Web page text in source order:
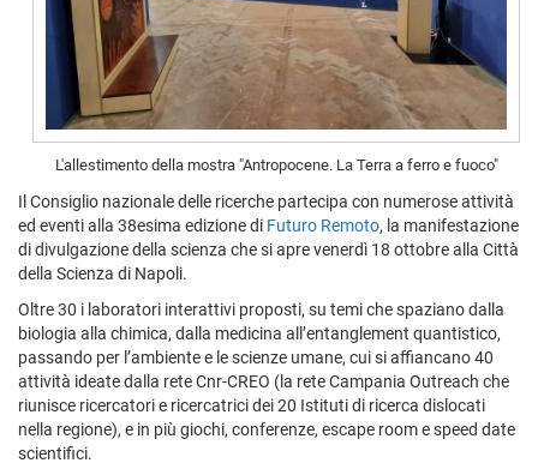
L'allestimento della mostra "Antropocene. La Terra a ferro e fuoco"
Il Consiglio nazionale delle ricerche partecipa con numerose attività
ed eventi alla 38esima edizione di Futuro Remoto, la manifestazione
di divulgazione della scienza che si apre venerdì 18 ottobre alla Città
della Scienza di Napoli.
Oltre 30 i laboratori interattivi proposti, su temi che spaziano dalla
biologia alla chimica, dalla medicina all’entanglement quantistico,
passando per l’ambiente e le scienze umane, cui si affiancano 40
attività ideate dalla rete Cnr-CREO (la rete Campania Outreach che
riunisce ricercatori e ricercatrici dei 20 Istituti di ricerca dislocati
nella regione), e in più giochi, conferenze, escape room e speed date
scientifici.